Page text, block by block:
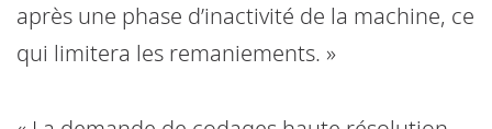
après une phase d’inactivité de la machine, ce
qui limitera les remaniements. »